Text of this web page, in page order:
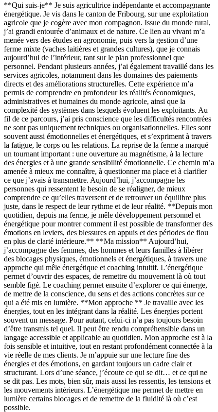
**Qui suis-je** Je suis agricultrice indépendante et accompagnante
énergétique. Je vis dans le canton de Fribourg, sur une exploitation
agricole que je cogère avec mon compagnon. Issue du monde rural,
j’ai grandi entourée d’animaux et de nature. Ce lien au vivant m’a
menée vers des études en agronomie, puis vers la gestion d’une
ferme mixte (vaches laitières et grandes cultures), que je connais
aujourd’hui de l’intérieur, tant sur le plan professionnel que
personnel. Pendant plusieurs années, j’ai également travaillé dans les
services agricoles, notamment dans les domaines des paiements
directs et des améliorations structurelles. Cette expérience m’a
permis de comprendre en profondeur les réalités économiques,
administratives et humaines du monde agricole, ainsi que la
complexité des systèmes dans lesquels évoluent les exploitants. Au
fil de ce parcours, j’ai pris conscience que les difficultés rencontrées
ne sont pas uniquement techniques ou organisationnelles. Elles sont
souvent aussi émotionnelles et énergétiques, et s’expriment à travers
la fatigue, le corps ou les relations. La reprise de la ferme a marqué
un tournant important : une ouverture au magnétisme, à la lecture
des énergies et à une grande sensibilité émotionnelle. Ce chemin m’a
amenée à mieux me connaître, à questionner ma place et à clarifier
ce que j’avais à transmettre. Aujourd’hui, j’accompagne les
personnes qui ressentent le besoin de se réaligner, de mieux
comprendre ce qu’elles traversent et de retrouver un équilibre plus
juste, dans le respect de leur rythme et de leur réalité. **Depuis mon
quotidien, depuis ma ferme, je mêle développement personnel et
énergétique pour montrer comment il est possible de transformer des
émotions en leviers, des blessures en appuis et des périodes de flou
en plus de clarté intérieure.** **Ma mission** Aujourd’hui,
j’accompagne des femmes, des hommes et leurs familles à libérer
des blocages physiques, émotionnels et énergétiques, à travers une
approche qui mêle énergétique et coaching intuitif. L’énergétique
permet d’ouvrir des espaces, de remettre du mouvement là où tout
semble figé. Le coaching permet ensuite d’explorer ce qui émerge,
de mettre de la conscience, du sens et des actions concrètes sur ce
qui a été mis en lumière. **Mon approche ** Je travaille avec les
énergies, tout en les intégrant dans la réalité. Les énergies portent
souvent un message. Pour autant, celui-ci n’a pas toujours besoin
d’être transmis tel quel. Il peut être rendu compréhensible dans un
langage accessible et applicable au quotidien. Mon approche est à la
fois sensible et intuitive, tout en restant profondément connectée à la
vie réelle de mes clients. Je m’appuie sur une lecture fine des
énergies et des émotions, en gardant toujours un cadre clair et
structurant. Lors d’une séance, j’écoute ce qui se dit… et ce qui ne
se dit pas. Les mots, bien sûr, mais aussi les ressentis, les tensions et
les mouvements intérieurs. L’énergétique me permet de mettre en
lumière certains blocages et de remettre de la fluidité là où c’est
possible.